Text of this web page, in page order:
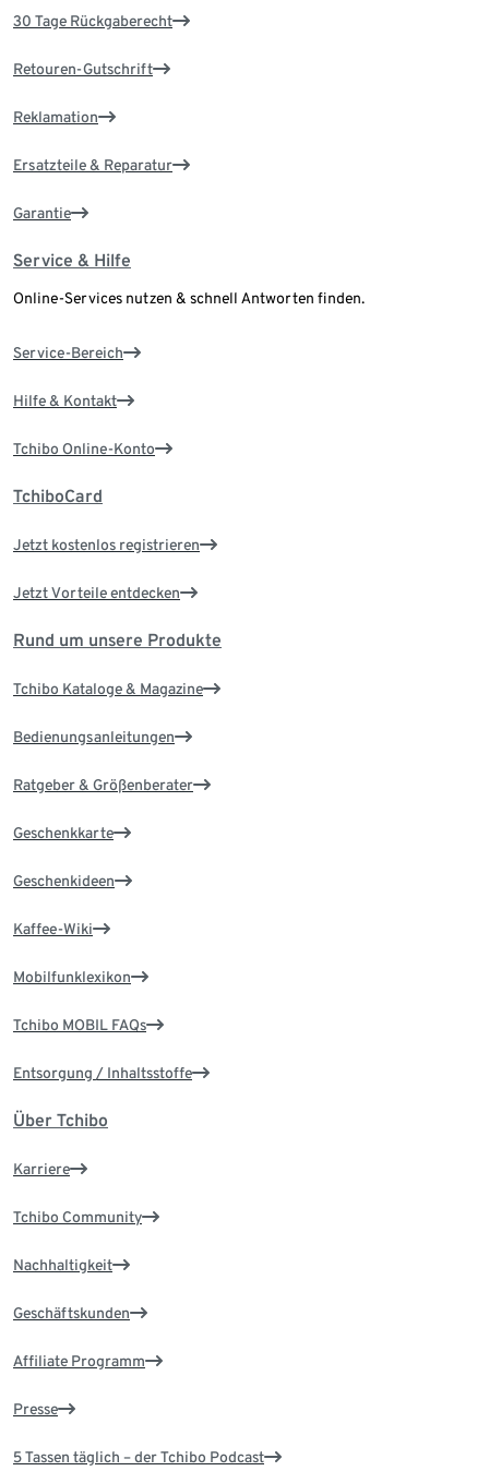
30 Tage Rückgaberecht
Retouren-Gutschrift
Reklamation
Ersatzteile & Reparatur
Garantie
Service & Hilfe
Online-Services nutzen & schnell Antworten finden.
Service-Bereich
Hilfe & Kontakt
Tchibo Online-Konto
TchiboCard
Jetzt kostenlos registrieren
Jetzt Vorteile entdecken
Rund um unsere Produkte
Tchibo Kataloge & Magazine
Bedienungsanleitungen
Ratgeber & Größenberater
Geschenkkarte
Geschenkideen
Kaffee-Wiki
Mobilfunklexikon
Tchibo MOBIL FAQs
Entsorgung / Inhaltsstoffe
Über Tchibo
Karriere
Tchibo Community
Nachhaltigkeit
Geschäftskunden
Affiliate Programm
Presse
5 Tassen täglich – der Tchibo Podcast